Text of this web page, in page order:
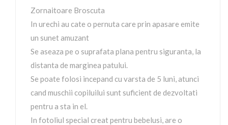
Zornaitoare Broscuta
In urechi au cate o pernuta care prin apasare emite
un sunet amuzant
Se aseaza pe o suprafata plana pentru siguranta, la
distanta de marginea patului.
Se poate folosi incepand cu varsta de 5 luni, atunci
cand muschii copiluilui sunt suficient de dezvoltati
pentru a sta in el.
In fotoliul special creat pentru bebelusi, are o